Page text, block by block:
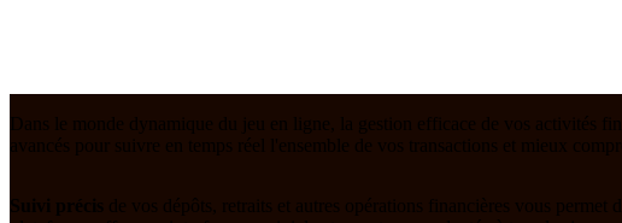
Dans le monde dynamique du jeu en ligne, la gestion efficace de vos activités
avancés pour suivre en temps réel l'ensemble de vos transactions et mieux
Suivi précis de vos dépôts, retraits et autres opérations financières vous